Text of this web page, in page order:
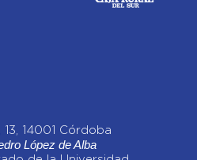
14001 Córdoba
López de Alba